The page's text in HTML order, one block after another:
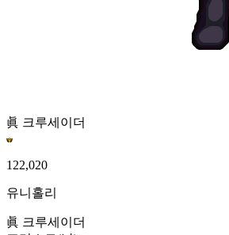
眞 크루세이더
122,020
유니홀리
眞 크루세이더